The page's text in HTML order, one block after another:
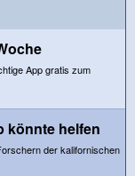
App gratis zum
könnte helfen
der kalifornischen